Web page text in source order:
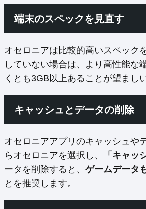
端末のスペックを見直す
オセロニアは比較的高いスペック
していない場合は、より高性能な
くとも3GB以上あることが望まし
キャッシュとデータの削除
オセロニアアプリのキャッシュや
らオセロニアを選択し、
「キャッ
ータを削除すると、 ゲームデータ
とを推奨します。